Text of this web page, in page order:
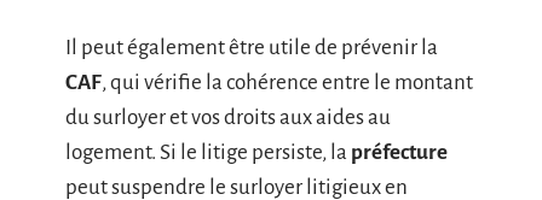
Il peut également être utile de prévenir la
CAF, qui vérifie la cohérence entre le montant
du surloyer et vos droits aux aides au
logement. Si le litige persiste, la préfecture
peut suspendre le surloyer litigieux en